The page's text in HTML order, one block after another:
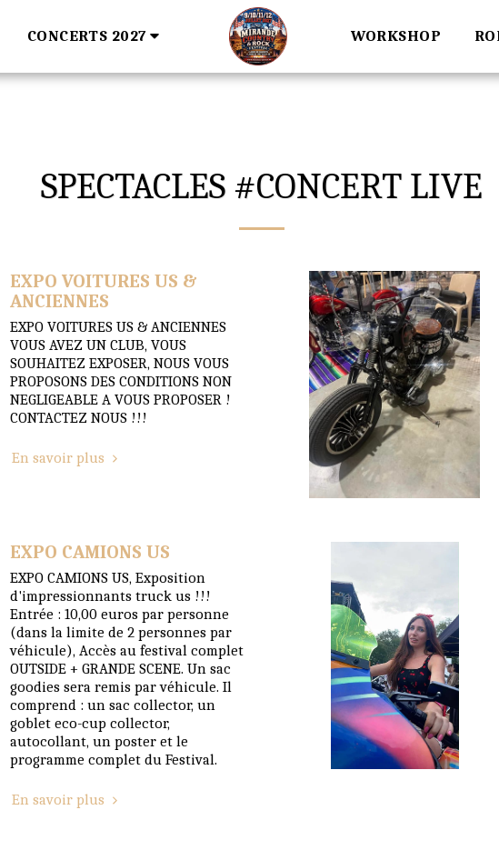
CONCERTS 2027 WORKSHOP
SPECTACLES #CONCERT LIVE
EXPO VOITURES US &
ANCIENNES
EXPO VOITURES US & ANCIENNES
VOUS AVEZ UN CLUB, VOUS
SOUHAITEZ EXPOSER, NOUS VOUS
PROPOSONS DES CONDITIONS NON
NEGLIGEABLE A VOUS PROPOSER !
CONTACTEZ NOUS !!!
En savoir plus
EXPO CAMIONS US
EXPO CAMIONS US, Exposition
d'impressionnants truck us !!!
Entrée : 10,00 euros par personne
(dans la limite de 2 personnes par
véhicule), Accès au festival complet
OUTSIDE + GRANDE SCENE. Un sac
goodies sera remis par véhicule. Il
comprend : un sac collector, un
goblet eco-cup collector,
autocollant, un poster et le
programme complet du Festival.
En savoir plus